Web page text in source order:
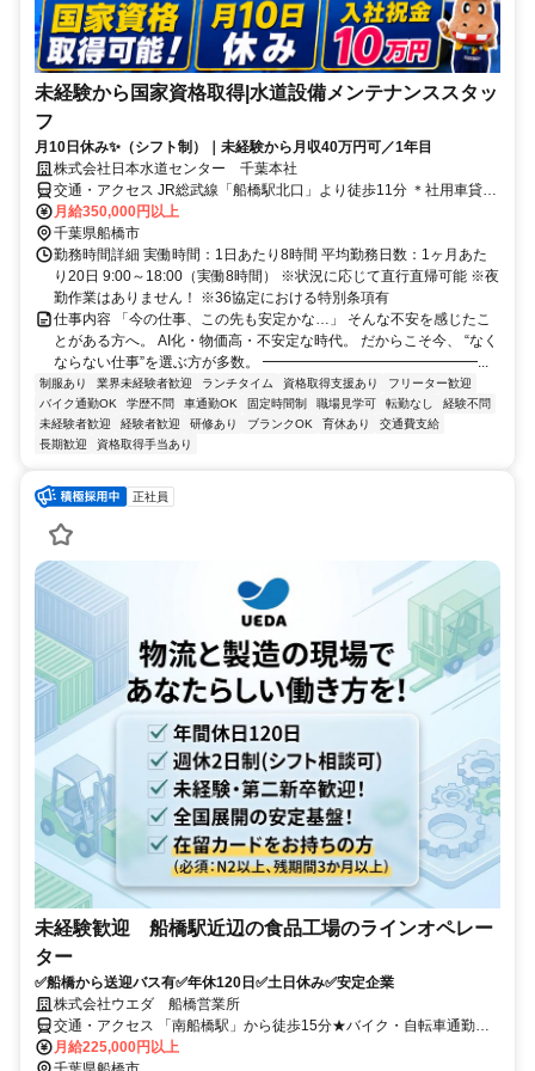
未経験から国家資格取得|水道設備メンテナンススタッ
フ
月10日休み✨（シフト制）｜未経験から月収40万円可／1年目
株式会社日本水道センター 千葉本社
交通・アクセス JR総武線「船橋駅北口」より徒歩11分 ＊社用車貸与
(通勤利用可/ガソリン代は会社負担)、マイカー・原付通勤可、直行直
帰OK！
月給350,000円以上
千葉県船橋市
勤務時間詳細 実働時間：1日あたり8時間 平均勤務日数：1ヶ月あた
り20日 9:00～18:00（実働8時間） ※状況に応じて直行直帰可能 ※夜
勤作業はありません！ ※36協定における特別条項有
仕事内容 「今の仕事、この先も安定かな…」 そんな不安を感じたこ
とがある方へ。 AI化・物価高・不安定な時代。 だからこそ今、 “なく
ならない仕事”を選ぶ方が多数。 ━━━━━━━━━━━━━━━...
制服あり 業界未経験者歓迎 ランチタイム 資格取得支援あり
フリーター歓迎
バイク通勤OK
学歴不問 車通勤OK 固定時間制 職場見学可 転勤なし
経験不問
未経験者歓迎
経験者歓迎 研修あり ブランクOK 育休あり
交通費支給
長期歓迎
資格取得手当あり
正社員
未経験歓迎 船橋駅近辺の食品工場のラインオペレー
ター
✅船橋から送迎バス有✅年休120日✅土日休み✅安定企業
株式会社ウエダ 船橋営業所
交通・アクセス 「南船橋駅」から徒歩15分★バイク・自転車通勤
OK！
月給225,000円以上